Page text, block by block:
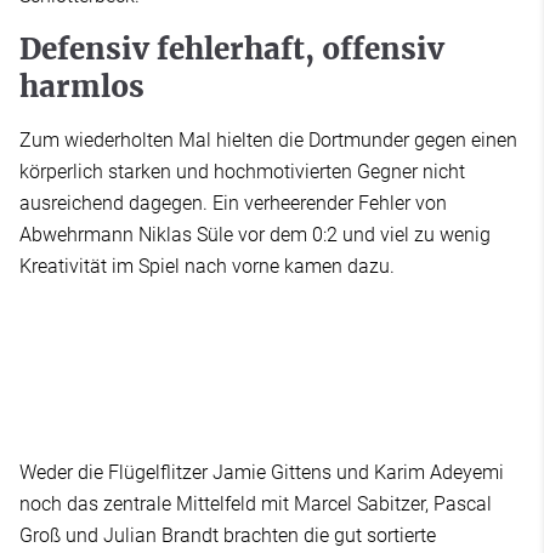
Defensiv fehlerhaft, offensiv
harmlos
Zum wiederholten Mal hielten die Dortmunder gegen einen
körperlich starken und hochmotivierten Gegner nicht
ausreichend dagegen. Ein verheerender Fehler von
Abwehrmann Niklas Süle vor dem 0:2 und viel zu wenig
Kreativität im Spiel nach vorne kamen dazu.
Weder die Flügelflitzer Jamie Gittens und Karim Adeyemi
noch das zentrale Mittelfeld mit Marcel Sabitzer, Pascal
Groß und Julian Brandt brachten die gut sortierte